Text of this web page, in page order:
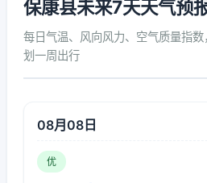
保康县未来7天天气预
每日气温、风向风力、空气质量指
划一周出行
08月08日
优